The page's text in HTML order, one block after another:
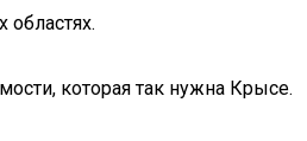
областях.
которая так нужна Крысе.